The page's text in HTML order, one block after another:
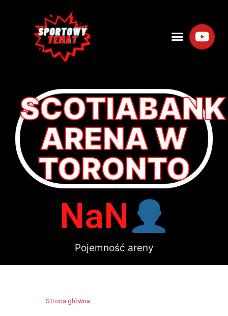
SCOTIABANK
ARENA W
TORONTO
Pojemność areny
NaN
Strona główna